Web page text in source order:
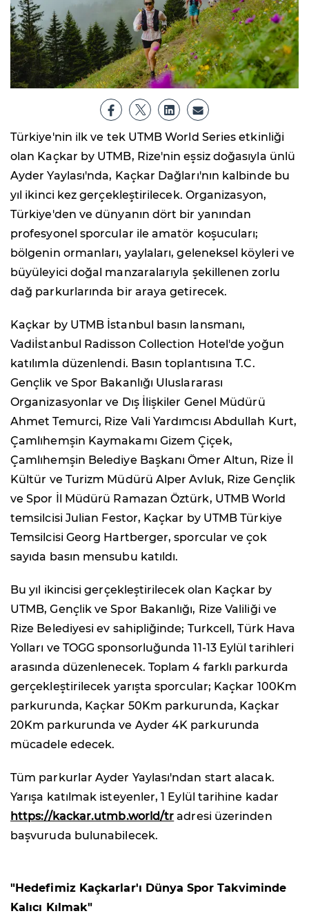
Türkiye'nin ilk ve tek UTMB World Series etkinliği
olan Kaçkar by UTMB, Rize'nin eşsiz doğasıyla ünlü
Ayder Yaylası'nda, Kaçkar Dağları'nın kalbinde bu
yıl ikinci kez gerçekleştirilecek. Organizasyon,
Türkiye'den ve dünyanın dört bir yanından
profesyonel sporcular ile amatör koşucuları;
bölgenin ormanları, yaylaları, geleneksel köyleri ve
büyüleyici doğal manzaralarıyla şekillenen zorlu
dağ parkurlarında bir araya getirecek.
Kaçkar by UTMB İstanbul basın lansmanı,
Vadiİstanbul Radisson Collection Hotel'de yoğun
katılımla düzenlendi. Basın toplantısına T.C.
Gençlik ve Spor Bakanlığı Uluslararası
Organizasyonlar ve Dış İlişkiler Genel Müdürü
Ahmet Temurci, Rize Vali Yardımcısı Abdullah Kurt,
Çamlıhemşin Kaymakamı Gizem Çiçek,
Çamlıhemşin Belediye Başkanı Ömer Altun, Rize İl
Kültür ve Turizm Müdürü Alper Avluk, Rize Gençlik
ve Spor İl Müdürü Ramazan Öztürk, UTMB World
temsilcisi Julian Festor, Kaçkar by UTMB Türkiye
Temsilcisi Georg Hartberger, sporcular ve çok
sayıda basın mensubu katıldı.
Bu yıl ikincisi gerçekleştirilecek olan Kaçkar by
UTMB, Gençlik ve Spor Bakanlığı, Rize Valiliği ve
Rize Belediyesi ev sahipliğinde; Turkcell, Türk Hava
Yolları ve TOGG sponsorluğunda 11-13 Eylül tarihleri
arasında düzenlenecek. Toplam 4 farklı parkurda
gerçekleştirilecek yarışta sporcular; Kaçkar 100Km
parkurunda, Kaçkar 50Km parkurunda, Kaçkar
20Km parkurunda ve Ayder 4K parkurunda
mücadele edecek.
Tüm parkurlar Ayder Yaylası'ndan start alacak.
Yarışa katılmak isteyenler, 1 Eylül tarihine kadar
https://kackar.utmb.world/tr adresi üzerinden
başvuruda bulunabilecek.
"Hedefimiz Kaçkarlar'ı Dünya Spor Takviminde
Kalıcı Kılmak"